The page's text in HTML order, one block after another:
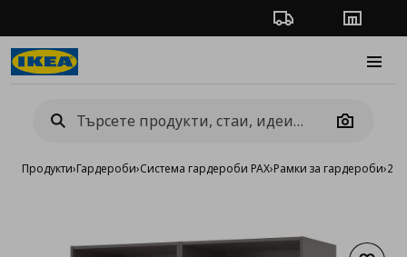
Проследяване на
Camera
Продукти›Гардероби›Система гардероби PAX›Рамки за гардероби›2